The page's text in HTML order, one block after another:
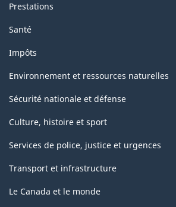
Prestations
Santé
Impôts
Environnement et ressources naturelles
Sécurité nationale et défense
Culture, histoire et sport
Services de police, justice et urgences
Transport et infrastructure
Le Canada et le monde